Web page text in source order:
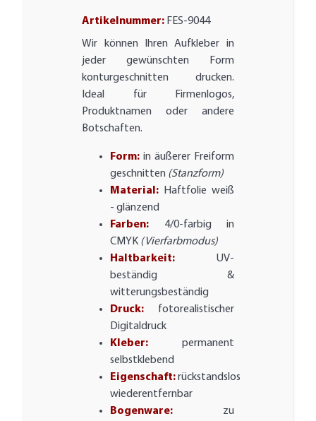
Artikelnummer: FES-9044
Wir können Ihren Aufkleber in
jeder gewünschten Form
konturgeschnitten drucken.
Ideal für Firmenlogos,
Produktnamen oder andere
Botschaften.
Form: in äußerer Freiform
geschnitten (Stanzform)
Material: Haftfolie weiß
- glänzend
Farben: 4/0-farbig in
CMYK (Vierfarbmodus)
Haltbarkeit: UV-
beständig &
witterungsbeständig
Druck: fotorealistischer
Digitaldruck
Kleber: permanent
selbstklebend
Eigenschaft:rückstandslos
wiederentfernbar
Bogenware: zu